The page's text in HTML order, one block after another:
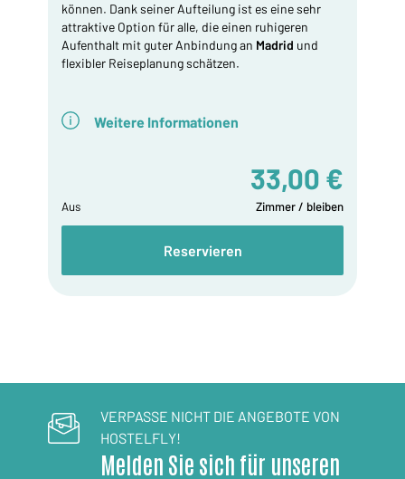
können. Dank seiner Aufteilung ist es eine sehr
attraktive Option für alle, die einen ruhigeren
Aufenthalt mit guter Anbindung an Madrid und
flexibler Reiseplanung schätzen.
Weitere Informationen
Aus
33,00 €
Zimmer / bleiben
Reservieren
VERPASSE NICHT DIE ANGEBOTE VON
HOSTELFLY!
Melden Sie sich für unseren